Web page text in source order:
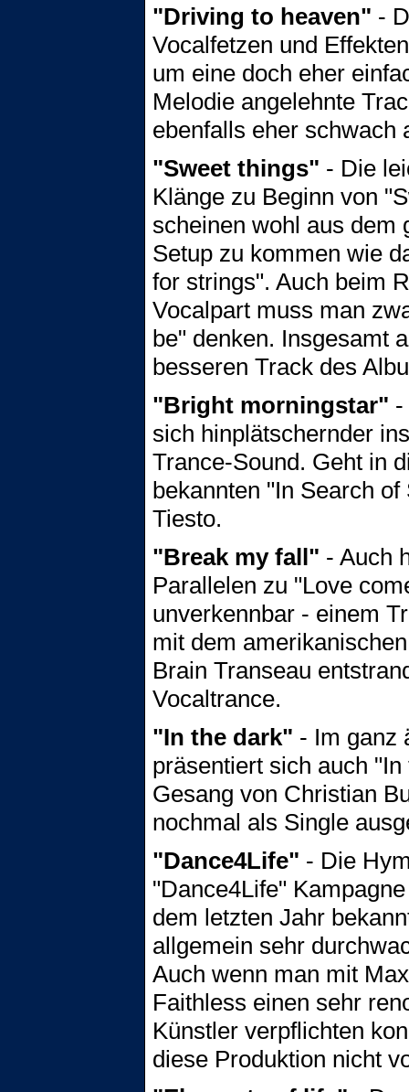
"Driving to heaven" -
Vocalfetzen und
um eine doch eher
Melodie angelehnte
ebenfalls eher schwach
"Sweet things" - Die
Klänge zu Beginn von
scheinen wohl aus dem
Setup zu kommen wie
for strings". Auch beim
Vocalpart muss man
be" denken. Insgesamt
besseren Track des
"Bright morningstar" -
sich hinplätschernder
Trance-Sound. Geht in
bekannten "In Search
Tiesto.
"Break my fall" - Auch
Parallelen zu "Love
unverkennbar - einem
mit dem
Brain Transeau
Vocaltrance.
"In the dark" - Im ganz
präsentiert sich auch
Gesang von Christian
nochmal als Single
"Dance4Life" - Die
"Dance4Life"
dem letzten Jahr
allgemein sehr
Auch wenn man mit
Faithless einen sehr
Künstler verpflichten
diese Produktion nicht